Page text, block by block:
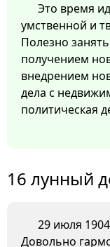
Это время
умственной и
Полезно
получением
внедрением
дела с
политическая
16 лунный
29 июля
Довольно